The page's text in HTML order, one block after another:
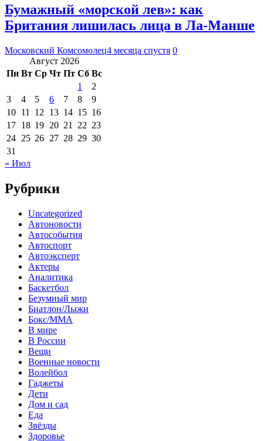
Бумажный «морской лев»: как
Британия лишилась лица в Ла-Манше
Московский Комсомолец4 месяца спустя 0
Август 2026
Пн Вт Ср Чт Пт Сб Вс
1
2
3
4 5 6 7 8
9
10 11 12 13 14 15 16
17 18 19 20 21 22 23
24 25 26 27 28 29 30
31
« Июл
Рубрики
Uncategorized
Автоновости
Автособытия
Автоспорт
Автоэксперт
Актеры
Аналитика
Баскетбол
Безумный мир
Биатлон/Лыжи
Бокс/MMA
В мире
В России
Вещи
Военные новости
Волейбол
Гаджеты
Дети
Дом и сад
Еда
Звёзды
Здоровье